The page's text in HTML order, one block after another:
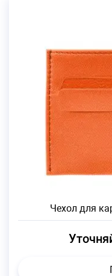
Чехол для